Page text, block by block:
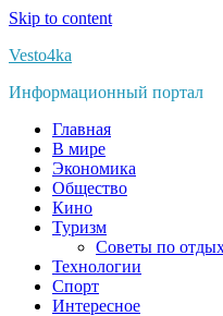
Skip to content
Vesto4ka
Информационный портал
Главная
В мире
Экономика
Общество
Кино
Туризм
Советы по
Технологии
Спорт
Интересное